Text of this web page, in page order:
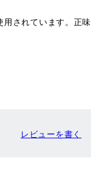
されています。正味
レビューを書く